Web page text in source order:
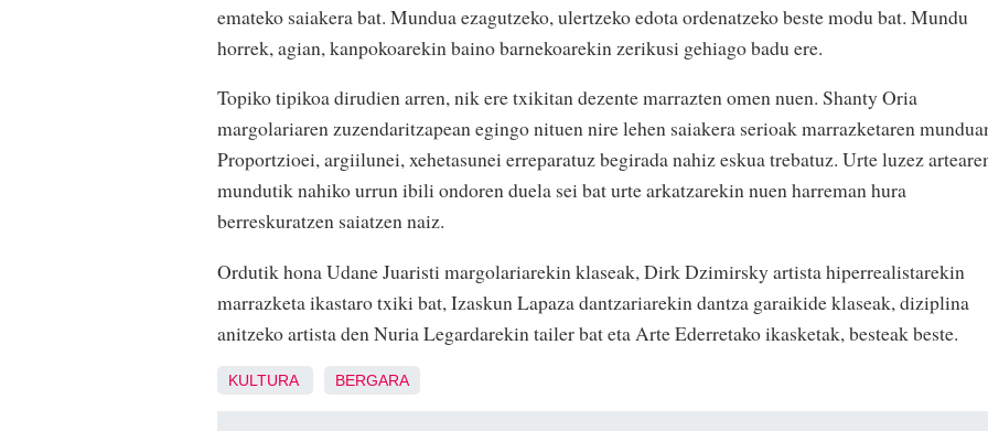
emateko saiakera bat. Mundua ezagutzeko, ulertzeko edota ordenatzeko beste modu bat. Mundu
horrek, agian, kanpokoarekin baino barnekoarekin zerikusi gehiago badu ere.
Topiko tipikoa dirudien arren, nik ere txikitan dezente marrazten omen nuen. Shanty Oria
margolariaren zuzendaritzapean egingo nituen nire lehen saiakera serioak marrazketaren
Proportzioei, argiilunei, xehetasunei erreparatuz begirada nahiz eskua trebatuz. Urte luzez
mundutik nahiko urrun ibili ondoren duela sei bat urte arkatzarekin nuen harreman hura
berreskuratzen saiatzen naiz.
Ordutik hona Udane Juaristi margolariarekin klaseak, Dirk Dzimirsky artista hiperrealistarekin
marrazketa ikastaro txiki bat, Izaskun Lapaza dantzariarekin dantza garaikide klaseak, diziplina
anitzeko artista den Nuria Legardarekin tailer bat eta Arte Ederretako ikasketak, besteak beste.
KULTURA BERGARA